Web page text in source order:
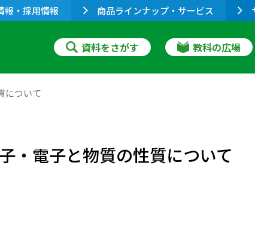
報・採用情報 商品ラインナップ・サービス
資料をさがす 教科の広場
について
・電子と物質の性質について